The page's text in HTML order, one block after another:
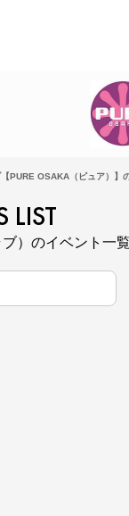
PURE OSAKA（ピュア）】
LIST
）のイベント一覧